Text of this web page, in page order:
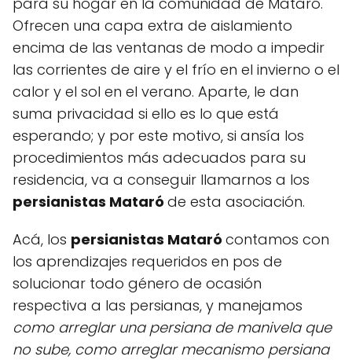
Ofrecen una capa extra de aislamiento
encima de las ventanas de modo a impedir
las corrientes de aire y el frío en el invierno o el
calor y el sol en el verano. Aparte, le dan
suma privacidad si ello es lo que está
esperando; y por este motivo, si ansía los
procedimientos más adecuados para su
residencia, va a conseguir llamarnos a los
persianistas Mataró de esta asociación.
Acá, los persianistas Mataró contamos con
los aprendizajes requeridos en pos de
solucionar todo género de ocasión
respectiva a las persianas, y manejamos
como arreglar una persiana de manivela que
no sube, como arreglar mecanismo persiana